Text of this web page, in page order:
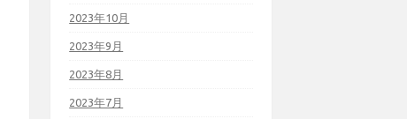
2023年10月
2023年9月
2023年8月
2023年7月